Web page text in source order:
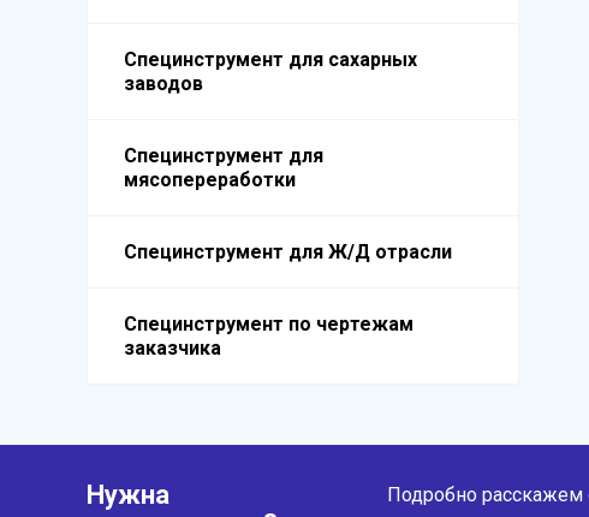
Специнструмент для сахарных
заводов
Специнструмент для
мясопереработки
Специнструмент для Ж/Д отрасли
Специнструмент по чертежам
заказчика
Нужна
Подробно расскажем